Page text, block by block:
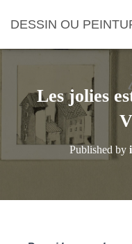
DESSIN OU
Les jolies
Published by